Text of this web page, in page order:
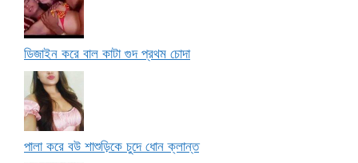
ডিজাইন করে বাল কাটা গুদ প্রথম চোদা
পালা করে বউ শাশুড়িকে চুদে ধোন ক্লান্ত